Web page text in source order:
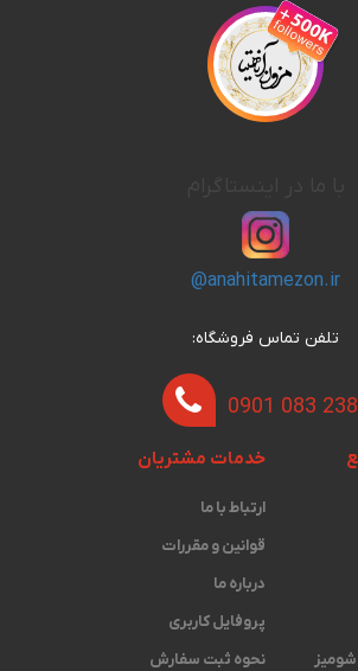
@anahitamezon.ir
تلفن تماس فروشگاه:
0901 083
شومیز
خدمات مشتریان
ارتباط با ما
قوانین و مقررات
درباره ما
پروفایل کاربری
نحوه ثبت سفارش